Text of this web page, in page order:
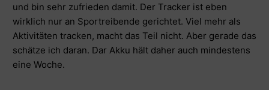
und bin sehr zufrieden damit. Der Tracker ist eben
wirklich nur an Sportreibende gerichtet. Viel mehr als
Aktivitäten tracken, macht das Teil nicht. Aber gerade das
schätze ich daran. Dar Akku hält daher auch mindestens
eine Woche.